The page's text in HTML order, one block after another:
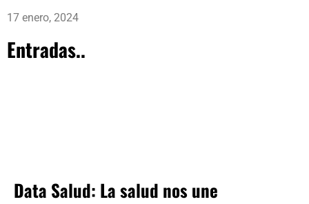
17 enero, 2024
Entradas..
Data Salud: La salud nos une